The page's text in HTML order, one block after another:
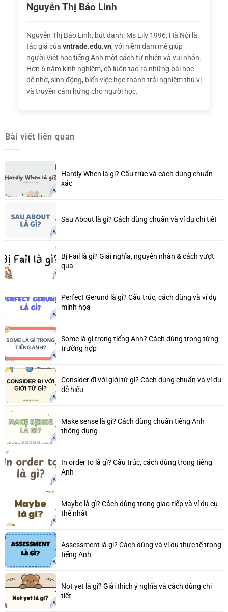
Nguyễn Thị Bảo Linh
Nguyễn Thị Bảo Linh, bút danh: Ms Lily 1996, Hà Nội là
tác giả của vntrade.edu.vn, với niềm đam mê giúp
người Việt học tiếng Anh một cách tự nhiên và vui nhộn.
Hơn 6 năm kinh nghiệm, cô luôn tạo ra những bài học
dễ nhớ, sinh động, biến việc học thành trải nghiệm thú vị
và truyền cảm hứng cho người học.
Bài viết liên quan
Hardly When là gì? Cấu trúc và cách dùng chuẩn
xác
Sau About là gì? Cách dùng chuẩn và ví dụ chi tiết
Bị Fail là gì? Giải nghĩa, nguyên nhân & cách vượt
qua
Perfect Gerund là gì? Cấu trúc, cách dùng và ví dụ
minh họa
Some là gì trong tiếng Anh? Cách dùng trong từng
trường hợp
Consider đi với giới từ gì? Cách dùng chuẩn và ví dụ
dễ hiểu
Make sense là gì? Cách dùng chuẩn tiếng Anh
thông dụng
In order to là gì? Cấu trúc, cách dùng trong tiếng
Anh
Maybe là gì? Cách dùng trong giao tiếp và ví dụ cụ
thể nhất
Assessment là gì? Cách dùng và ví dụ thực tế trong
tiếng Anh
Not yet là gì? Giải thích ý nghĩa và cách dùng chi
tiết